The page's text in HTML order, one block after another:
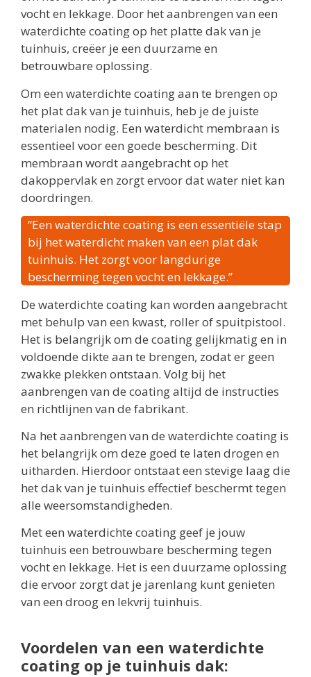
vocht en lekkage. Door het aanbrengen van een
waterdichte coating op het platte dak van je
tuinhuis, creëer je een duurzame en
betrouwbare oplossing.
Om een waterdichte coating aan te brengen op
het plat dak van je tuinhuis, heb je de juiste
materialen nodig. Een waterdicht membraan is
essentieel voor een goede bescherming. Dit
membraan wordt aangebracht op het
dakoppervlak en zorgt ervoor dat water niet kan
doordringen.
“Een waterdichte coating is een essentiële stap
bij het waterdicht maken van een plat dak
tuinhuis. Het zorgt voor langdurige
bescherming tegen vocht en lekkage.”
De waterdichte coating kan worden aangebracht
met behulp van een kwast, roller of spuitpistool.
Het is belangrijk om de coating gelijkmatig en in
voldoende dikte aan te brengen, zodat er geen
zwakke plekken ontstaan. Volg bij het
aanbrengen van de coating altijd de instructies
en richtlijnen van de fabrikant.
Na het aanbrengen van de waterdichte coating is
het belangrijk om deze goed te laten drogen en
uitharden. Hierdoor ontstaat een stevige laag die
het dak van je tuinhuis effectief beschermt tegen
alle weersomstandigheden.
Met een waterdichte coating geef je jouw
tuinhuis een betrouwbare bescherming tegen
vocht en lekkage. Het is een duurzame oplossing
die ervoor zorgt dat je jarenlang kunt genieten
van een droog en lekvrij tuinhuis.
Voordelen van een waterdichte
coating op je tuinhuis dak: